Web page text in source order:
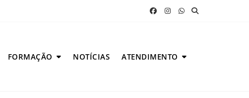
FORMAÇÃO NOTÍCIAS ATENDIMENTO